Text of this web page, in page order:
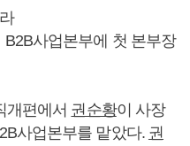
사업본부에 첫 본부장
개편에서 권순황이 사장
사업본부를 맡았다. 권